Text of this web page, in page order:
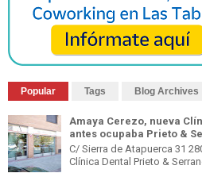
Popular Tags Blog Archives
Amaya Cerezo, nueva
antes ocupaba Prieto &
C/ Sierra de Atapuerca 31
Clínica Dental Prieto &